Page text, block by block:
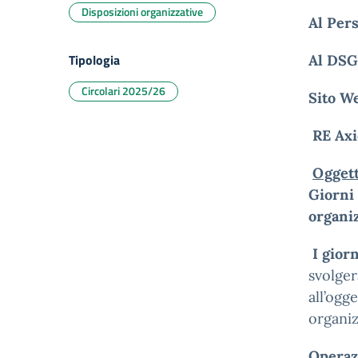
Al
Al
Sito
RE
Giorni
I
Disposizioni organizzative
Tipologia
Circolari 2025/26